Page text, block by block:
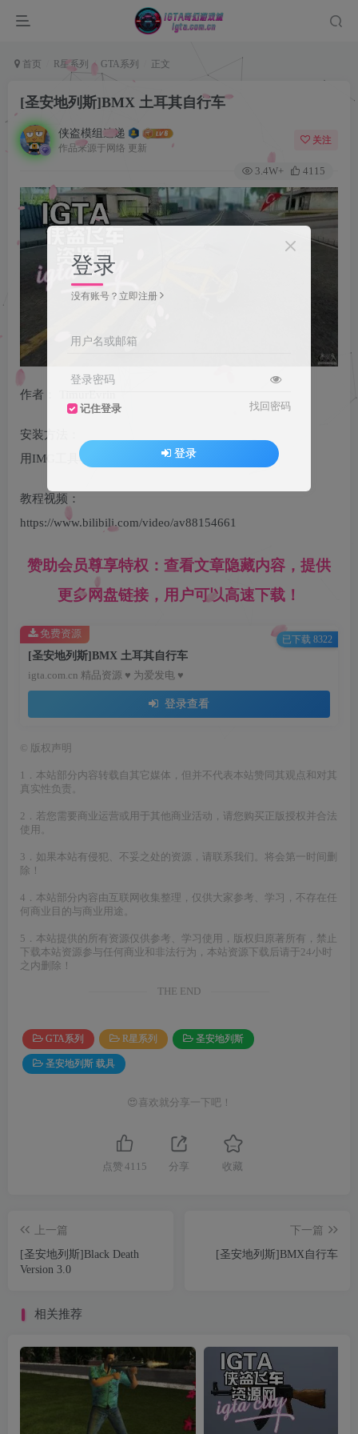
首页 R星系列 GTA系列 正文
[圣安地列斯]BMX 土耳其自行车
侠盗模组速递
作品来源于网络 更新
关注
3.4W+ 4115
作者： TimurEvrin
安装方法：
用IMG工具将dff,txd导入到gta3.img
教程视频：
https://www.bilibili.com/video/av88154661
赞助会员尊享特权：查看文章隐藏内容，提供
更多网盘链接，用户可以高速下载！
[圣安地列斯]BMX 土耳其自行车
igta.com.cn 精品资源 ♥ 为爱发电 ♥
登录查看
免费资源
已下载 8322
版权声明
1．本站部分内容转载自其它媒体，但并不代表本站赞同其观点和对其
真实性负责。
2．若您需要商业运营或用于其他商业活动，请您购买正版授权并合法
使用。
3．如果本站有侵犯、不妥之处的资源，请联系我们。将会第一时间删
除！
4．本站部分内容由互联网收集整理，仅供大家参考、学习，不存在任
何商业目的与商业用途。
5．本站提供的所有资源仅供参考、学习使用，版权归原著所有，禁止
下载本站资源参与任何商业和非法行为，本站资源下载后请于24小时
之内删除！
THE END
GTA系列 R星系列 圣安地列斯
圣安地列斯 载具
😍喜欢就分享一下吧！
点赞 4115 分享 收藏
上一篇
[圣安地列斯]Black Death
Version 3.0
下一篇
[圣安地列斯]BMX自行车
相关推荐
登录
没有账号？立即注册
用户名或邮箱
登录密码
记住登录 找回密码
登录